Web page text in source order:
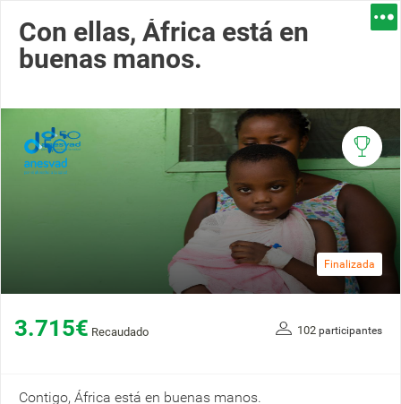
Con ellas, África está en
buenas manos.
Finalizada
3.715€ Recaudado 102 participantes
Contigo, África está en buenas manos.